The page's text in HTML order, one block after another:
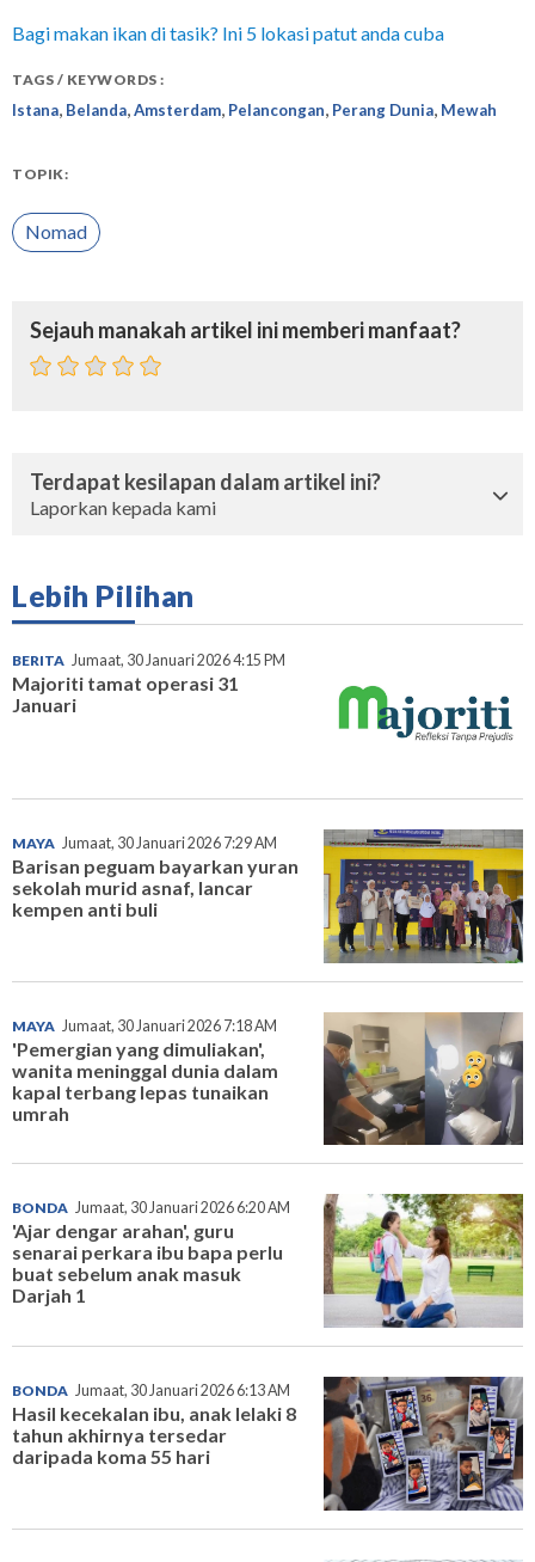
Bagi makan ikan di tasik? Ini 5 lokasi patut anda cuba
TAGS / KEYWORDS :
Istana, Belanda,Amsterdam, Pelancongan, Perang Dunia, Mewah
TOPIK:
Nomad
Sejauh manakah artikel ini memberi manfaat?
Terdapat kesilapan dalam artikel ini?
Laporkan kepada kami
Lebih Pilihan
BERITA Jumaat, 30 Januari 2026 4:15 PM
Majoriti tamat operasi 31
Januari
MAYA Jumaat, 30 Januari 2026 7:29 AM
Barisan peguam bayarkan yuran
sekolah murid asnaf, lancar
kempen anti buli
MAYA Jumaat, 30 Januari 2026 7:18 AM
'Pemergian yang dimuliakan',
wanita meninggal dunia dalam
kapal terbang lepas tunaikan
umrah
BONDA Jumaat, 30 Januari 2026 6:20 AM
'Ajar dengar arahan', guru
senarai perkara ibu bapa perlu
buat sebelum anak masuk
Darjah 1
BONDA Jumaat, 30 Januari 2026 6:13 AM
Hasil kecekalan ibu, anak lelaki 8
tahun akhirnya tersedar
daripada koma 55 hari